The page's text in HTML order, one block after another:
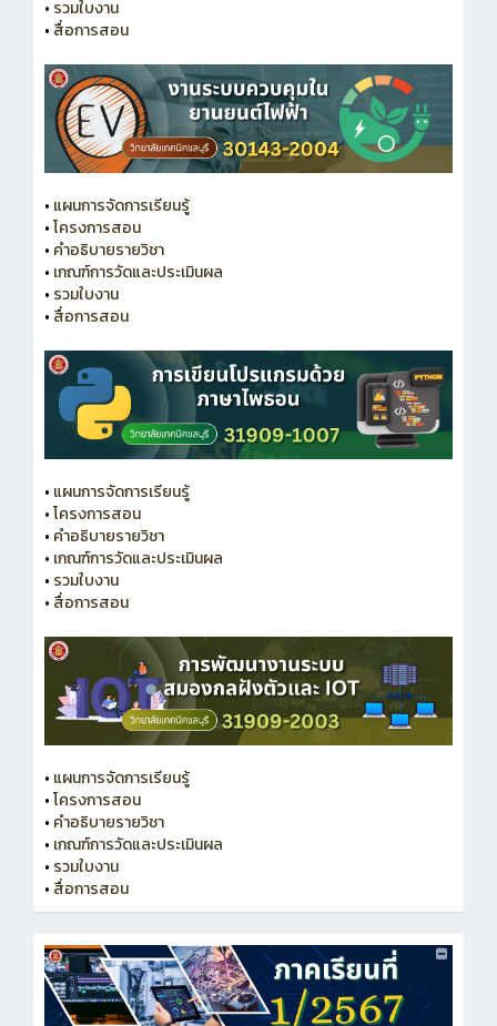
• รวมใบงาน
• สื่อการสอน
• แผนการจัดการเรียนรู้
•โครงการสอน
• คำอธิบายรายวิชา
• เกณฑ์การวัดและประเมินผล
• รวมใบงาน
• สื่อการสอน
• แผนการจัดการเรียนรู้
•โครงการสอน
• คำอธิบายรายวิชา
• เกณฑ์การวัดและประเมินผล
• รวมใบงาน
• สื่อการสอน
• แผนการจัดการเรียนรู้
•โครงการสอน
• คำอธิบายรายวิชา
• เกณฑ์การวัดและประเมินผล
• รวมใบงาน
• สื่อการสอน